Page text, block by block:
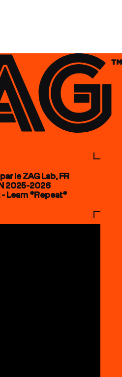
le ZAG Lab, FR
2025-2026
- Learn *Repeat*